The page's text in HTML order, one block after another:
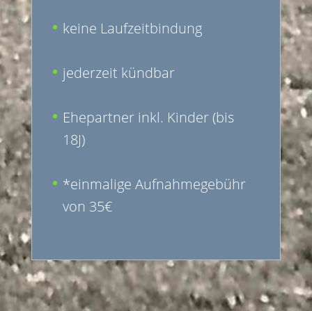
keine Laufzeitbindung
jederzeit kündbar
Ehepartner inkl. Kinder (bis
18J)
*einmalige Aufnahmegebühr
von 35€